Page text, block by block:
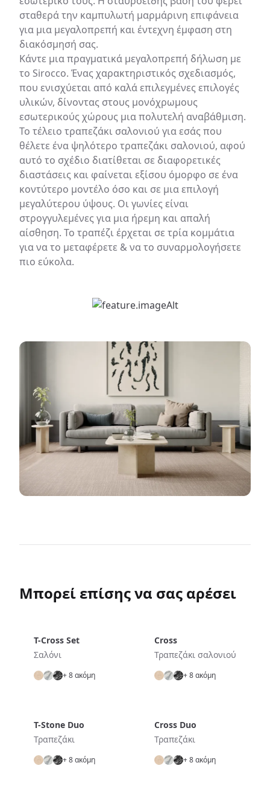
ουσίες, όπως ο χυμός λεμονιού, το κρασί, ο καφές, το ξύδι
κ.λπ. Σκουπίστε αμέσως τις διαρροές για να αποφύγετε τη
χάραξη ή τη δημιουργία λεκέδων.
ΘΕΡΜΟΤΗΤΑ: Το μάρμαρο είναι ανθεκτικό στη θερμότητα,
αλλά συνιστούμε να χρησιμοποιείτε ένα υποβραχιόνιο ή ένα
θερμό μαξιλάρι για την προστασία της επιφάνειας από καυτά
τηγάνια ή πιάτα.
ΚΑΘΑΡΙΣΜΟΣ: Χρησιμοποιήστε ένα ήπιο καθαριστικό για
πέτρα ή φυσικό σαπούνι και ζεστό νερό για να καθαρίσετε την
επιφάνεια. Μην χρησιμοποιείτε χλωρίνη ή ισχυρά
καθαριστικά.
ΣΦΡΑΓΙΣΜΑ: Συνιστούμε το σφράγισμα του μαρμάρου μία
φορά κάθε 2 χρόνια, ανάλογα με τη χρήση.
ΣΤΡΩΣΗ: Όπως και άλλα φυσικά υλικά, όπως το ξύλο, το
μάρμαρο είναι πορώδες και μπορεί να λεκιάσει. Σκουπίστε
αμέσως τις διαρροές για να αποφύγετε τους λεκέδες.
Γδαρσίματα: Το μάρμαρο είναι μια σχετικά μαλακή πέτρα και
μπορεί να γδαρθεί. Χρησιμοποιήστε σουβέρ και σουβέρ για να
προστατέψετε την επιφάνεια από γρατζουνιές.
σταθερά την καμπυλωτή μαρμάρινη επιφάνεια
για μια μεγαλοπρεπή και έντεχνη έμφαση στη
διακόσμησή σας.
Κάντε μια πραγματικά μεγαλοπρεπή δήλωση με
το Sirocco. Ένας χαρακτηριστικός σχεδιασμός,
που ενισχύεται από καλά επιλεγμένες επιλογές
υλικών, δίνοντας στους μονόχρωμους
εσωτερικούς χώρους μια πολυτελή αναβάθμιση.
Το τέλειο τραπεζάκι σαλονιού για εσάς που
θέλετε ένα ψηλότερο τραπεζάκι σαλονιού, αφού
αυτό το σχέδιο διατίθεται σε διαφορετικές
διαστάσεις και φαίνεται εξίσου όμορφο σε ένα
κοντύτερο μοντέλο όσο και σε μια επιλογή
μεγαλύτερου ύψους. Οι γωνίες είναι
στρογγυλεμένες για μια ήρεμη και απαλή
αίσθηση. Το τραπέζι έρχεται σε τρία κομμάτια
για να το μεταφέρετε & να το συναρμολογήσετε
πιο εύκολα.
Μπορεί επίσης να σας αρέσει
T-Cross Set
Σαλόνι
+ 8 ακόμη
Cross
Τραπεζάκι σαλονιού
+ 8 ακόμη
T-Stone Duo
Τραπεζάκι
+ 8 ακόμη
Cross Duo
Τραπεζάκι
+ 8 ακόμη